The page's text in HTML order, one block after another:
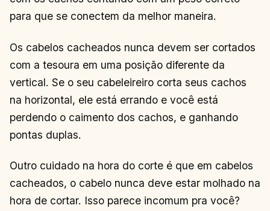
para que se conectem da melhor maneira.
Os cabelos cacheados nunca devem ser cortados
com a tesoura em uma posição diferente da
vertical. Se o seu cabeleireiro corta seus cachos
na horizontal, ele está errando e você está
perdendo o caimento dos cachos, e ganhando
pontas duplas.
Outro cuidado na hora do corte é que em cabelos
cacheados, o cabelo nunca deve estar molhado na
hora de cortar. Isso parece incomum pra você?